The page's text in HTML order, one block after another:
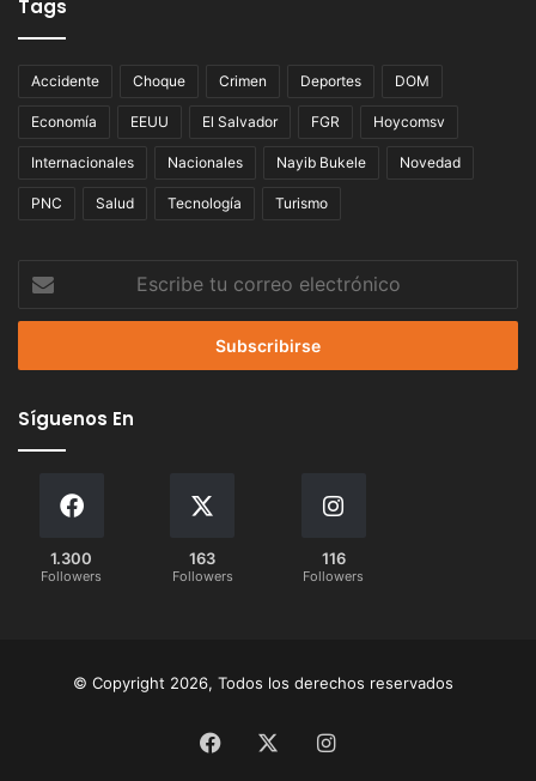
Tags
Accidente Choque Crimen Deportes DOM
Economía EEUU El Salvador FGR Hoycomsv
Internacionales Nacionales Nayib Bukele Novedad
PNC Salud Tecnología Turismo
correo
Síguenos En
1.300
Followers
163
Followers
116
Followers
© Copyright 2026, Todos los derechos reservados
Facebook Instagram